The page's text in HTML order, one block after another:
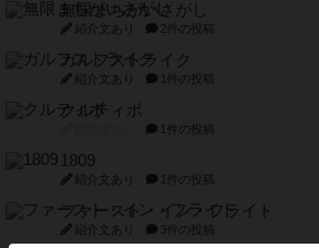
無限まちがいさがし
紹介文あり 2件の投稿
ガルフストライク
紹介文あり 1件の投稿
クルティボ
1件の投稿
1809
紹介文あり 1件の投稿
ファースト・イン・フライト
紹介文あり 3件の投稿